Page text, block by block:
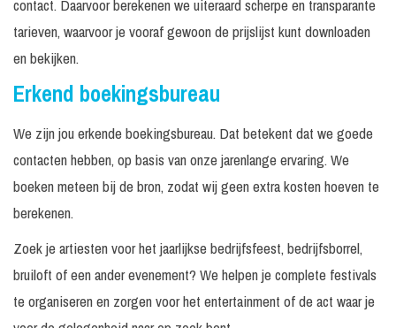
contact. Daarvoor berekenen we uiteraard scherpe en transparante
tarieven, waarvoor je vooraf gewoon de prijslijst kunt downloaden
en bekijken.
Erkend boekingsbureau
We zijn jou erkende boekingsbureau. Dat betekent dat we goede
contacten hebben, op basis van onze jarenlange ervaring. We
boeken meteen bij de bron, zodat wij geen extra kosten hoeven te
berekenen.
Zoek je artiesten voor het jaarlijkse bedrijfsfeest, bedrijfsborrel,
bruiloft of een ander evenement? We helpen je complete festivals
te organiseren en zorgen voor het entertainment of de act waar je